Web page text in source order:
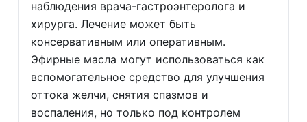
наблюдения врача-гастроэнтеролога и
хирурга. Лечение может быть
консервативным или оперативным.
Эфирные масла могут использоваться как
вспомогательное средство для улучшения
оттока желчи, снятия спазмов и
воспаления, но только под контролем